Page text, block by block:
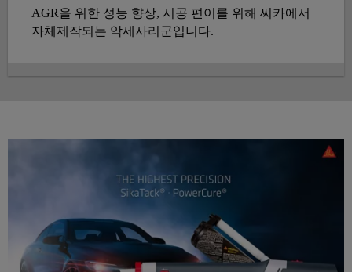
AGR을 위한 성능 향상, 시공 편이를 위해 씨카에서
자체제작되는 악세사리군입니다.